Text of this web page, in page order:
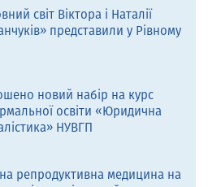
світ Віктора і Наталії
представили у Рівному
новий набір на курс
освіти «Юридична
НУВГП
репродуктивна медицина на